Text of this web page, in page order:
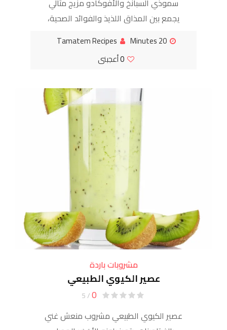
سموذي السبانخ والأفوكادو مزيج مثالي
يجمع بين المذاق اللذيذ والفوائد الصحية،
الصحية. يُعد هذا المشروب خيارًا مثاليًا لبدء
اليوم بطاقة
20 Minutes
Tamatem Recipes
0أعجبنى
مشروبات باردة
عصير الكيوي الطبيعي
0
/ 5
عصير الكيوي الطبيعي مشروب منعش غني